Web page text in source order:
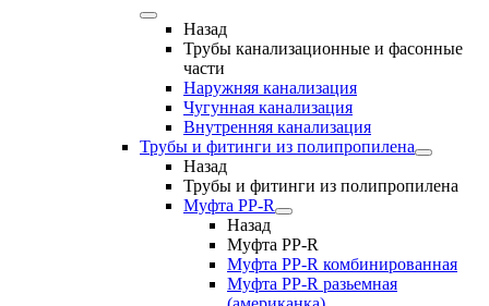
Назад
Трубы канализационные и фасонные
части
Наружняя канализация
Чугунная канализация
Внутренняя канализация
Трубы и фитинги из полипропилена
Назад
Трубы и фитинги из полипропилена
Муфта PP-R
Назад
Муфта PP-R
Муфта РР-R комбинированная
Муфта РР-R разьемная